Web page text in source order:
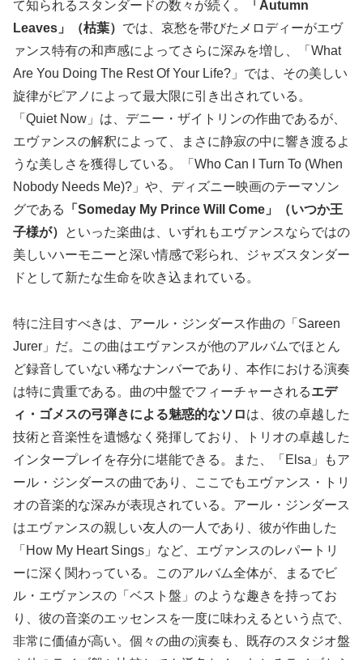
て知られるスタンダードの数々が続く。
「Autumn
Leaves」（枯葉） では、哀愁を帯びたメロディーがエヴ
ァンス特有の和声感によってさらに深みを増し、「What
Are You Doing The Rest Of Your Life?」では、その美しい
旋律がピアノによって最大限に引き出されている。
「Quiet Now」は、デニー・ザイトリンの作曲であるが、
エヴァンスの解釈によって、まさに静寂の中に響き渡るよ
うな美しさを獲得している。「Who Can I Turn To (When
Nobody Needs Me)?」や、ディズニー映画のテーマソン
グである
「Someday My Prince Will Come」（いつか王
子様が）
といった楽曲は、いずれもエヴァンスならではの
美しいハーモニーと深い情感で彩られ、ジャズスタンダー
ドとして新たな生命を吹き込まれている。
特に注目すべきは、アール・ジンダース作曲の「Sareen
Jurer」だ。この曲はエヴァンスが他のアルバムでほとん
ど録音していない稀なナンバーであり、本作における演奏
は特に貴重である。曲の中盤でフィーチャーされるエデ
ィ・ゴメスの弓弾きによる魅惑的なソロは、彼の卓越した
技術と音楽性を遺憾なく発揮しており、トリオの卓越した
インタープレイを存分に堪能できる。また、「Elsa」もア
ール・ジンダースの曲であり、ここでもエヴァンス・トリ
オの音楽的な深みが表現されている。アール・ジンダース
はエヴァンスの親しい友人の一人であり、彼が作曲した
「How My Heart Sings」など、エヴァンスのレパートリ
ーに深く関わっている。このアルバム全体が、まるでビ
ル・エヴァンスの「ベスト盤」のような趣きを持ってお
り、彼の音楽のエッセンスを一度に味わえるという点で、
非常に価値が高い。個々の曲の演奏も、既存のスタジオ盤